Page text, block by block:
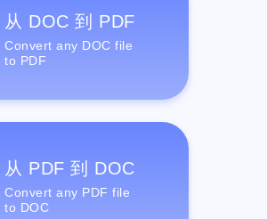
从 DOC 到 PDF
Convert any DOC file
to PDF
从 PDF 到 DOC
Convert any PDF file
to DOC